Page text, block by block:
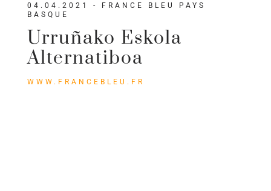
04.04.2021 - FRANCE BLEU PAYS
BASQUE
Urruñako Eskola
Alternatiboa
WWW.FRANCEBLEU.FR